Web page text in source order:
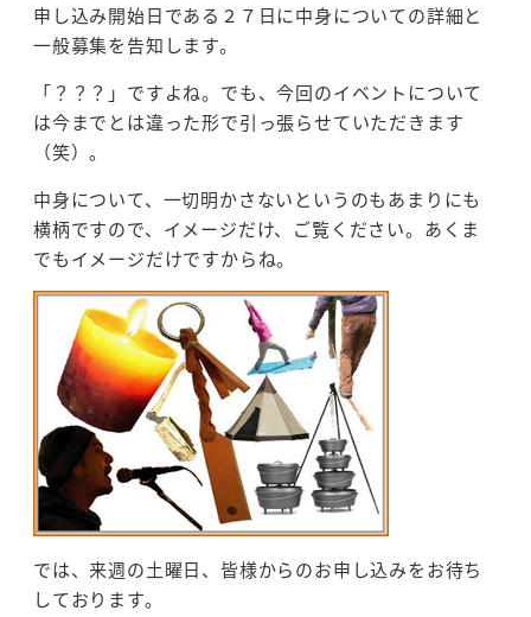
申し込み開始日である２７日に中身についての詳細と
一般募集を告知します。
「？？？」ですよね。でも、今回のイベントについて
は今までとは違った形で引っ張らせていただきます
（笑）。
中身について、一切明かさないというのもあまりにも
横柄ですので、イメージだけ、ご覧ください。あくま
でもイメージだけですからね。
では、来週の土曜日、皆様からのお申し込みをお待ち
しております。